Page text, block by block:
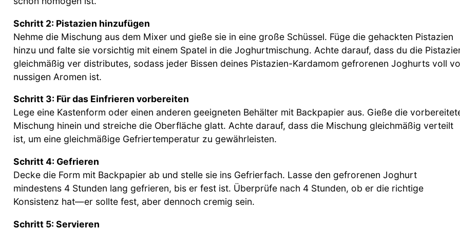
Schritt 2: Pistazien hinzufügen
Nehme die Mischung aus dem Mixer und gieße sie in eine große Schüssel. Füge die gehackten Pistazien
hinzu und falte sie vorsichtig mit einem Spatel in die Joghurtmischung. Achte darauf, dass du die
gleichmäßig ver distributes, sodass jeder Bissen deines Pistazien-Kardamom gefrorenen Joghurts voll
nussigen Aromen ist.
Schritt 3: Für das Einfrieren vorbereiten
Lege eine Kastenform oder einen anderen geeigneten Behälter mit Backpapier aus. Gieße die
Mischung hinein und streiche die Oberfläche glatt. Achte darauf, dass die Mischung gleichmäßig verteilt
ist, um eine gleichmäßige Gefriertemperatur zu gewährleisten.
Schritt 4: Gefrieren
Decke die Form mit Backpapier ab und stelle sie ins Gefrierfach. Lasse den gefrorenen Joghurt
mindestens 4 Stunden lang gefrieren, bis er fest ist. Überprüfe nach 4 Stunden, ob er die richtige
Konsistenz hat—er sollte fest, aber dennoch cremig sein.
Schritt 5: Servieren